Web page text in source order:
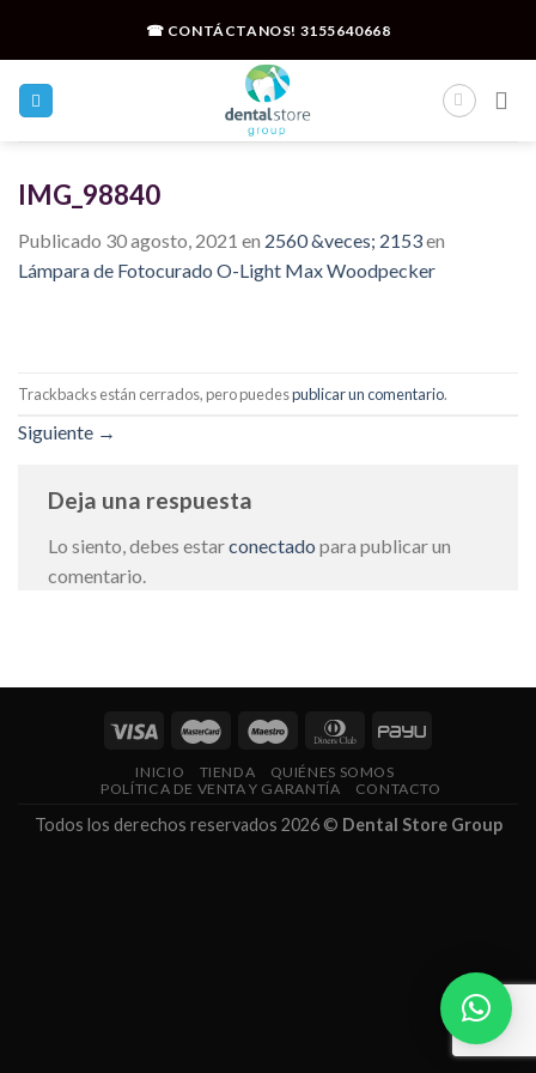
☎ CONTÁCTANOS! 3155640668
IMG_98840
Publicado 30 agosto, 2021 en 2560 &veces; 2153en
Lámpara de Fotocurado O-Light Max Woodpecker
Trackbacks están cerrados, pero puedespublicar un comentario.
Siguiente →
Deja una respuesta
Lo siento, debes estarconectado para publicar un
comentario.
INICIO TIENDA
QUIÉNES SOMOS
POLÍTICA DE VENTA Y GARANTÍA
CONTACTO
Todos los derechos reservados 2026 © Dental Store Group